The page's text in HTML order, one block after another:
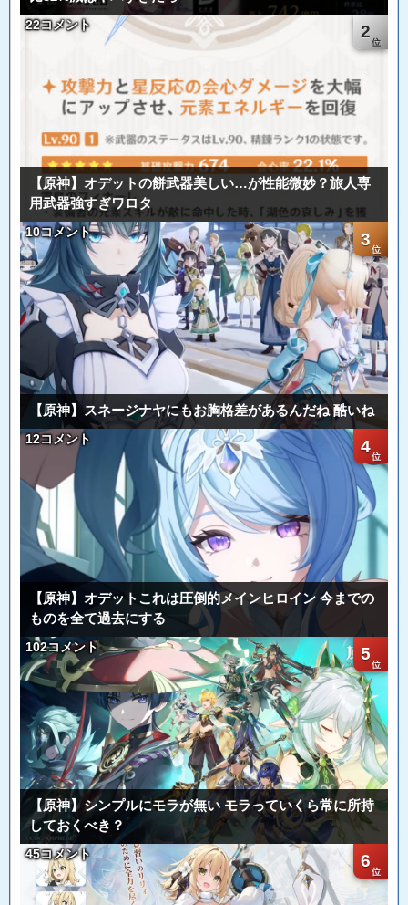
2
22コメント
【原神】オデットの餅武器美しい…が性能微妙？旅人専
用武器強すぎワロタ
3
10コメント
【原神】スネージナヤにもお胸格差があるんだね 酷いね
4
12コメント
【原神】オデットこれは圧倒的メインヒロイン 今までの
ものを全て過去にする
5
102コメント
【原神】シンプルにモラが無い モラっていくら常に所持
しておくべき？
6
45コメント